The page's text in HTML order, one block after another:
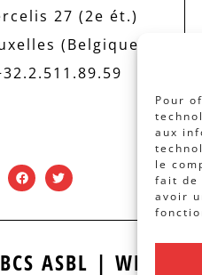
Pour
aux
le
fait de
avoir
27 (2e ét.)
(Belgique)
ASBL |